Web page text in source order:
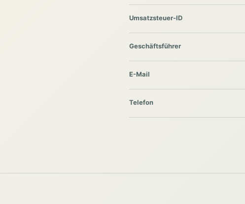
Umsatzsteuer-ID
Geschäftsführer
E-Mail
Telefon